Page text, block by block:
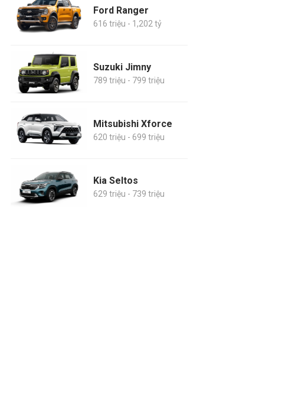
Ford Ranger
616 triệu - 1,202 tỷ
Suzuki Jimny
789 triệu - 799 triệu
Mitsubishi Xforce
620 triệu - 699 triệu
Kia Seltos
629 triệu - 739 triệu